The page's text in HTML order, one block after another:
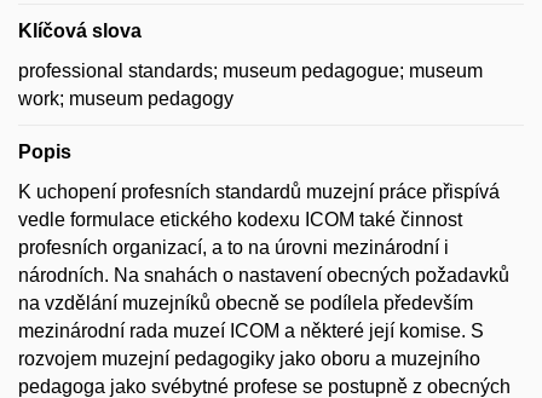
Klíčová slova
professional standards; museum pedagogue; museum
work; museum pedagogy
Popis
K uchopení profesních standardů muzejní práce přispívá
vedle formulace etického kodexu ICOM také činnost
profesních organizací, a to na úrovni mezinárodní i
národních. Na snahách o nastavení obecných požadavků
na vzdělání muzejníků obecně se podílela především
mezinárodní rada muzeí ICOM a některé její komise. S
rozvojem muzejní pedagogiky jako oboru a muzejního
pedagoga jako svébytné profese se postupně z obecných